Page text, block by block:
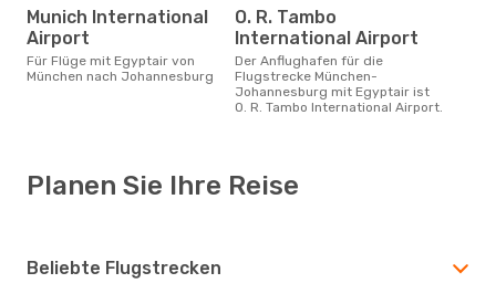
Munich International
Airport
Für Flüge mit Egyptair von
München nach Johannesburg
O. R. Tambo
International Airport
Der Anflughafen für die
Flugstrecke München-
Johannesburg mit Egyptair ist
O. R. Tambo International Airport.
Planen Sie Ihre Reise
Beliebte Flugstrecken